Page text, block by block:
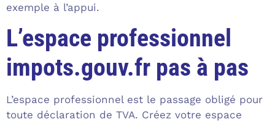
exemple à l’appui.
L’espace professionnel
impots.gouv.fr pas à pas
L’espace professionnel est le passage obligé pour
toute déclaration de TVA. Créez votre espace